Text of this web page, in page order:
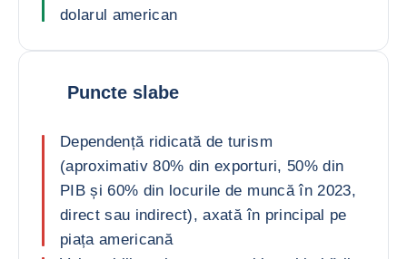
dolarul american
Puncte slabe
Dependență ridicată de turism
(aproximativ 80% din exporturi, 50% din
PIB și 60% din locurile de muncă în 2023,
direct sau indirect), axată în principal pe
piața americană